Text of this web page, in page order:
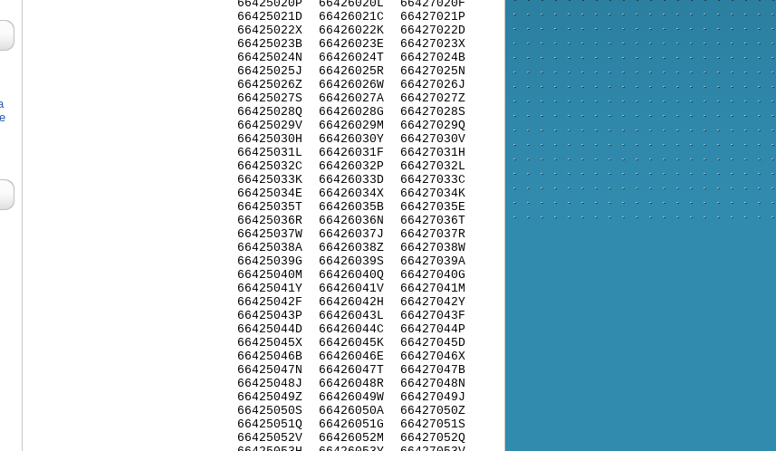
66425020P
66425021D
66425022X
66425023B
66425024N
66425025J
66425026Z
66425027S
66425028Q
66425029V
66425030H
66425031L
66425032C
66425033K
66425034E
66425035T
66425036R
66425037W
66425038A
66425039G
66425040M
66425041Y
66425042F
66425043P
66425044D
66425045X
66425046B
66425047N
66425048J
66425049Z
66425050S
66425051Q
66425052V
66426020L
66426021C
66426022K
66426023E
66426024T
66426025R
66426026W
66426027A
66426028G
66426029M
66426030Y
66426031F
66426032P
66426033D
66426034X
66426035B
66426036N
66426037J
66426038Z
66426039S
66426040Q
66426041V
66426042H
66426043L
66426044C
66426045K
66426046E
66426047T
66426048R
66426049W
66426050A
66426051G
66426052M
66427020F
66427021P
66427022D
66427023X
66427024B
66427025N
66427026J
66427027Z
66427028S
66427029Q
66427030V
66427031H
66427032L
66427033C
66427034K
66427035E
66427036T
66427037R
66427038W
66427039A
66427040G
66427041M
66427042Y
66427043F
66427044P
66427045D
66427046X
66427047B
66427048N
66427049J
66427050Z
66427051S
66427052Q